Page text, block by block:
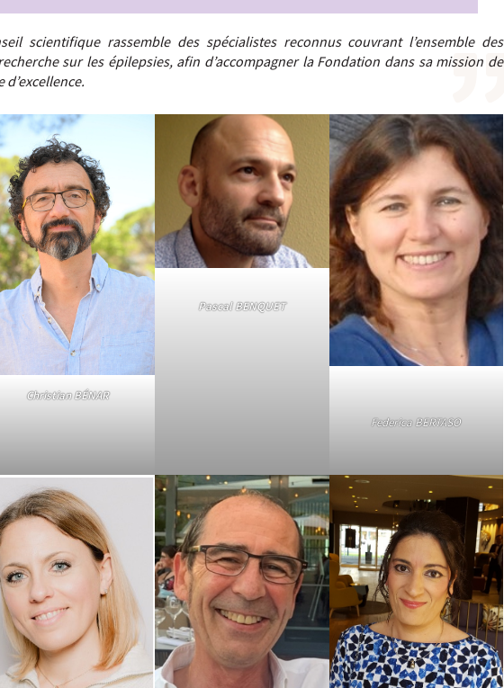
scientifique rassemble des spécialistes reconnus couvrant l’ensemble des
sur les épilepsies, afin d’accompagner la Fondation dans sa mission de
Christian BÉNAR
Pascal BENQUET
Federica BERTASO